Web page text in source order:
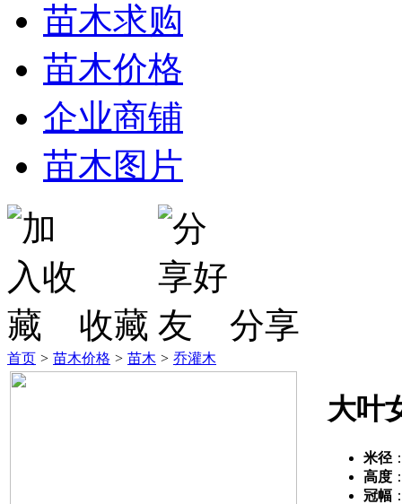
苗木求购
苗木价格
企业商铺
苗木图片
收藏 分享
首页 > 苗木价格 > 苗木 > 乔灌木
大叶
米径
高度
冠幅